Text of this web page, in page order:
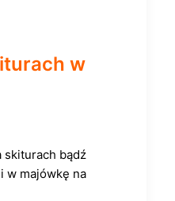
w
skiturach bądź
w majówkę na